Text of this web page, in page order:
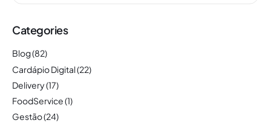
Categories
Blog(82)
Cardápio Digital(22)
Delivery(17)
FoodService(1)
Gestão(24)